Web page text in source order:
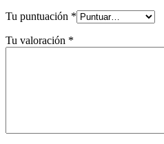
Tu puntuación *
Tu valoración *